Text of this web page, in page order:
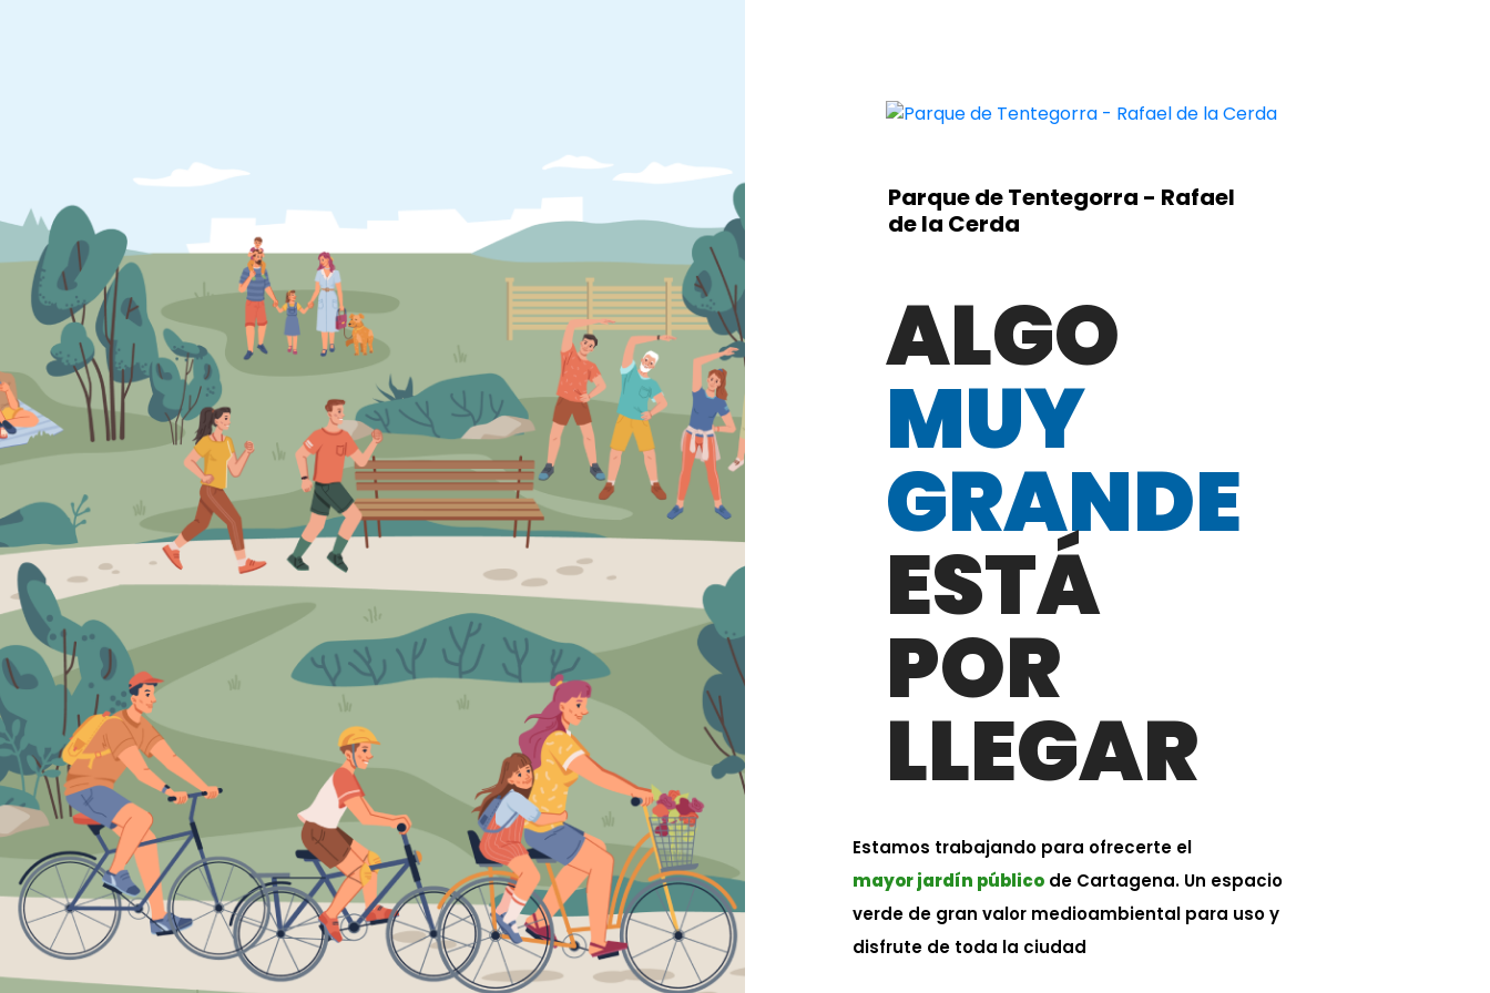
Parque de Tentegorra - Rafael
de la Cerda
ALGO
MUY
GRANDE
ESTÁ
POR
LLEGAR
Estamos trabajando para ofrecerte el
mayor jardín público de Cartagena. Un espacio
verde de gran valor medioambiental para uso y
disfrute de toda la ciudad